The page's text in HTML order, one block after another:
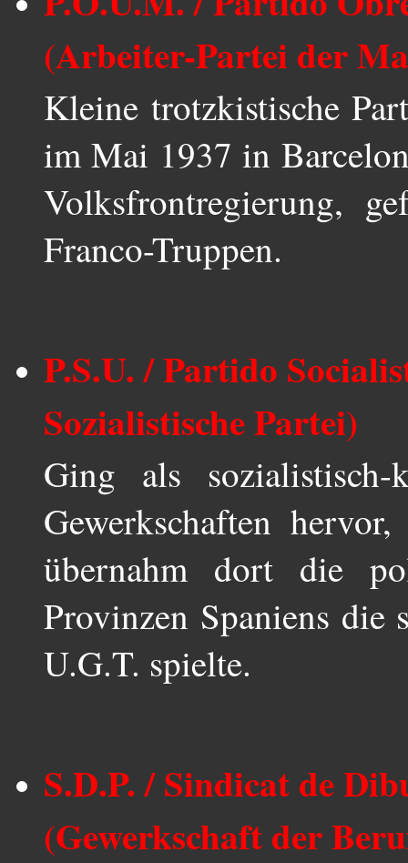
(Arbeiter-Partei der
Kleine trotzkistische
im Mai 1937 in
Volksfrontregierung,
Franco-Truppen.
P.S.U. / Partido
Sozialistische Partei)
Ging als sozialistisch-
Gewerkschaften
übernahm dort die
Provinzen Spaniens die
U.G.T. spielte.
S.D.P. / Sindicat de
(Gewerkschaft der